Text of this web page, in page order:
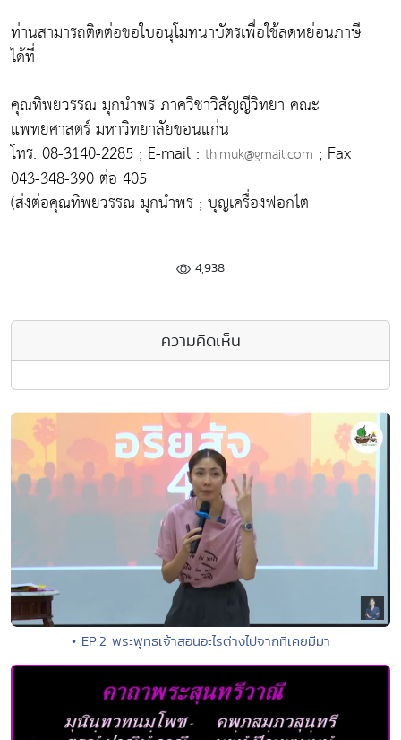
ท่านสามารถติดต่อขอใบอนุโมทนาบัตรเพื่อใช้ลดหย่อนภาษี
ได้ที่
คุณทิพยวรรณ มุกนำพร ภาควิชาวิสัญญีวิทยา คณะ
แพทยศาสตร์ มหาวิทยาลัยขอนแก่น
โทร. 08-3140-2285 ; E-mail : thimuk@gmail.com ; Fax
043-348-390 ต่อ 405
(ส่งต่อคุณทิพยวรรณ มุกนำพร ; บุญเครื่องฟอกไต
4,938
ความคิดเห็น
• EP.2 พระพุทธเจ้าสอนอะไรต่างไปจากที่เคยมีมา